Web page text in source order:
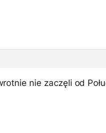
nie zaczęli od